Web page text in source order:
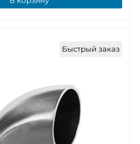
Быстрый заказ